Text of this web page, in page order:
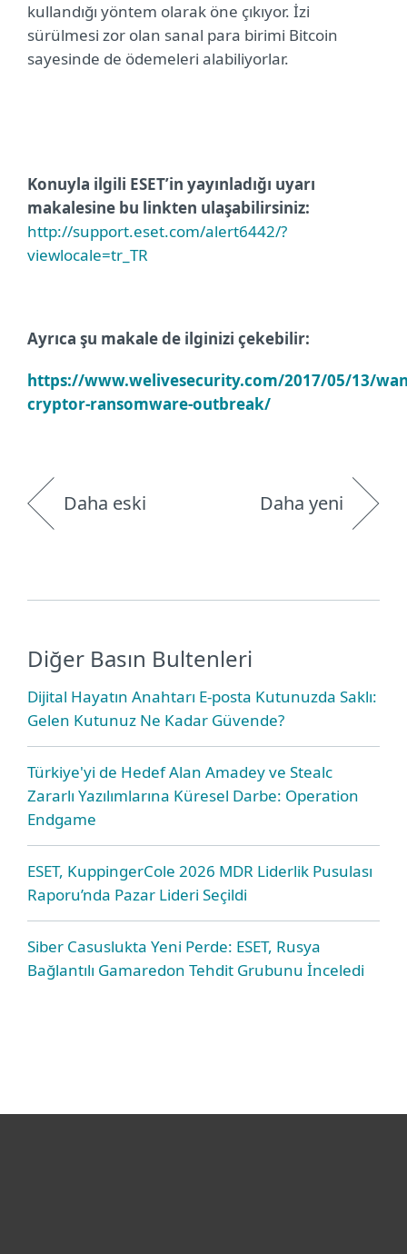
kullandığı yöntem olarak öne çıkıyor. İzi
sürülmesi zor olan sanal para birimi Bitcoin
sayesinde de ödemeleri alabiliyorlar.
Konuyla ilgili ESET’in yayınladığı uyarı
makalesine bu linkten ulaşabilirsiniz:
http://support.eset.com/alert6442/?
viewlocale=tr_TR
Ayrıca şu makale de ilginizi çekebilir:
https://www.welivesecurity.com/2017/05/13/
cryptor-ransomware-outbreak/
Daha eski Daha yeni
Diğer Basın Bultenleri
Dijital Hayatın Anahtarı E-posta Kutunuzda Saklı:
Gelen Kutunuz Ne Kadar Güvende?
Türkiye'yi de Hedef Alan Amadey ve Stealc
Zararlı Yazılımlarına Küresel Darbe: Operation
Endgame
ESET, KuppingerCole 2026 MDR Liderlik Pusulası
Raporu’nda Pazar Lideri Seçildi
Siber Casuslukta Yeni Perde: ESET, Rusya
Bağlantılı Gamaredon Tehdit Grubunu İnceledi